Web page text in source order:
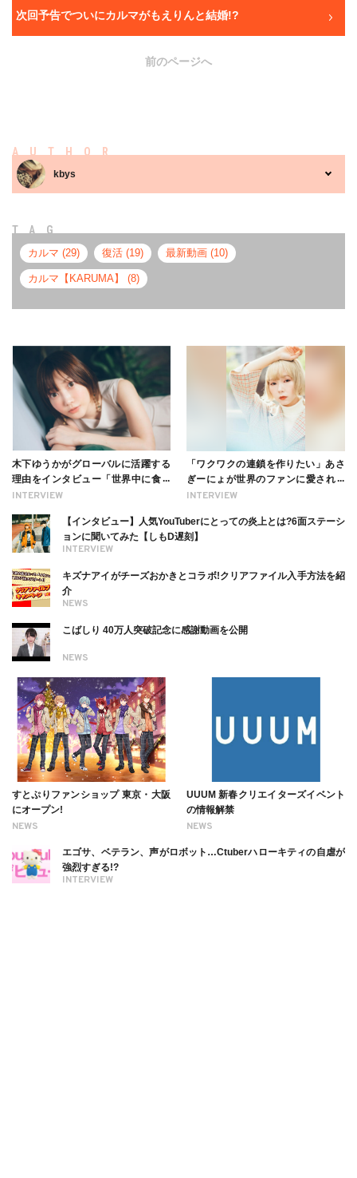
次回予告でついにカルマがもえりんと結婚!?
前のページへ
AUTHOR
kbys
TAG
カルマ (29) 復活 (19) 最新動画 (10)
カルマ【KARUMA】 (8)
INTERVIEW
木下ゆうかがグローバルに活躍する
理由をインタビュー「世界中に食べ
る幸せを伝えたい」新事務所加入に
INTERVIEW
「ワクワクの連鎖を作りたい」あさ
ぎーにょが世界のファンに愛される
理由【インタビュー】
INTERVIEW
【インタビュー】人気YouTuberにとっての炎上とは?6面ステーシ
ョンに聞いてみた【しもD遅刻】
NEWS
キズナアイがチーズおかきとコラボ!クリアファイル入手方法を紹
介
NEWS
こばしり 40万人突破記念に感謝動画を公開
NEWS
すとぷりファンショップ 東京・大阪
にオープン!
NEWS
UUUM 新春クリエイターズイベント
の情報解禁
INTERVIEW
エゴサ、ベテラン、声がロボット…Ctuberハローキティの自虐が
強烈すぎる!?